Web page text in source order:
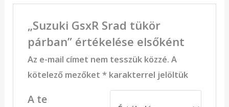
„Suzuki GsxR Srad tükör
párban” értékelése elsőként
Az e-mail címet nem tesszük közzé. A
kötelező mezőket *karakterrel jelöltük
A te